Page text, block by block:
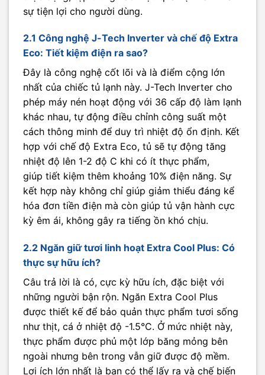
sự tiện lợi cho người dùng.
2.1 Công nghệ J-Tech Inverter và chế độ Extra
Eco: Tiết kiệm điện ra sao?
Đây là công nghệ cốt lõi và là điểm cộng lớn
nhất của chiếc tủ lạnh này. J-Tech Inverter cho
phép máy nén hoạt động với 36 cấp độ làm lạnh
khác nhau, tự động điều chỉnh công suất một
cách thông minh để duy trì nhiệt độ ổn định. Kết
hợp với chế độ Extra Eco, tủ sẽ tự động tăng
nhiệt độ lên 1-2 độ C khi có ít thực phẩm,
giúp tiết kiệm thêm khoảng 10% điện năng. Sự
kết hợp này không chỉ giúp giảm thiểu đáng kể
hóa đơn tiền điện mà còn giúp tủ vận hành cực
kỳ êm ái, không gây ra tiếng ồn khó chịu.
2.2 Ngăn giữ tươi linh hoạt Extra Cool Plus: Có
thực sự hữu ích?
Câu trả lời là có, cực kỳ hữu ích, đặc biệt với
những người bận rộn. Ngăn Extra Cool Plus
được thiết kế để bảo quản thực phẩm tươi sống
như thịt, cá ở nhiệt độ -1.5°C. Ở mức nhiệt này,
thực phẩm được phủ một lớp băng mỏng bên
ngoài nhưng bên trong vẫn giữ được độ mềm.
Lợi ích lớn nhất là bạn có thể lấy ra và chế biến